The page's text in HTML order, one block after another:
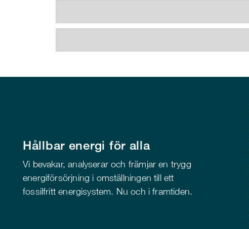
Hållbar energi för alla
Vi bevakar, analyserar och främjar en trygg
energiförsörjning i omställningen till ett
fossilfritt energisystem. Nu och i framtiden.